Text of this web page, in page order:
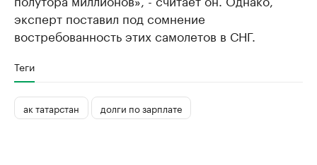
эксперт поставил под сомнение
востребованность этих самолетов в СНГ.
Теги
ак татарстан долги по зарплате